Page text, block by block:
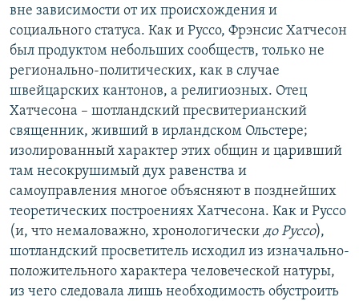
вне зависимости от их происхождения и
социального статуса. Как и Руссо, Фрэнсис Хатчесон
был продуктом небольших сообществ, только не
регионально-политических, как в случае
швейцарских кантонов, а религиозных. Отец
Хатчесона – шотландский пресвитерианский
священник, живший в ирландском Ольстере;
изолированный характер этих общин и царивший
там несокрушимый дух равенства и
самоуправления многое объясняют в позднейших
теоретических построениях Хатчесона. Как и Руссо
(и, что немаловажно, хронологически до Руссо),
шотландский просветитель исходил из изначально-
положительного характера человеческой натуры,
из чего следовала лишь необходимость обустроить